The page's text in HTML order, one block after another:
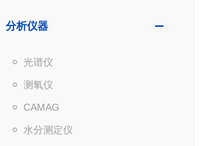
分析仪器
光谱仪
测氧仪
CAMAG
水分测定仪